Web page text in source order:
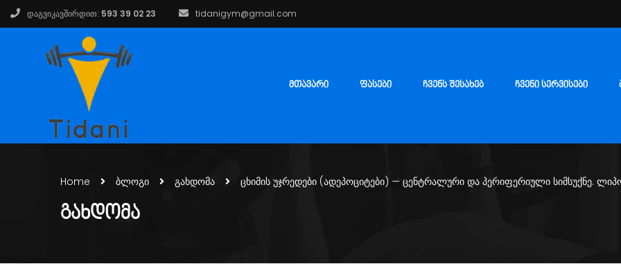
დაგვიკავშირდით: 593 39 02 23 tidanigym@gmail.com
ᲛᲗᲐᲕᲐᲠᲘ ᲤᲐᲡᲔᲑᲘ ᲩᲕᲔᲜᲡ ᲨᲔᲡᲐᲮᲔᲑ ᲩᲕᲔᲜᲘ ᲡᲔᲠᲕᲘᲡᲔᲑᲘ
Home ბლოგი გახდომა ცხიმის უჯრედები (ადეპოციტები) — ცენტრალური და პერიფერიული სიმსუქნე.
ᲒᲐᲮᲓᲝᲛᲐ